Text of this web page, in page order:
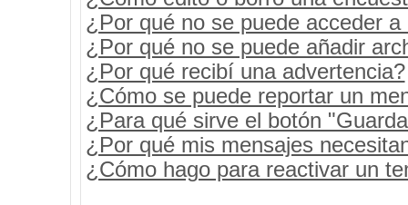
¿Por qué no se puede acceder a
¿Por qué no se puede añadir
¿Por qué recibí una advertencia?
¿Cómo se puede reportar un
¿Para qué sirve el botón
¿Por qué mis mensajes
¿Cómo hago para reactivar un